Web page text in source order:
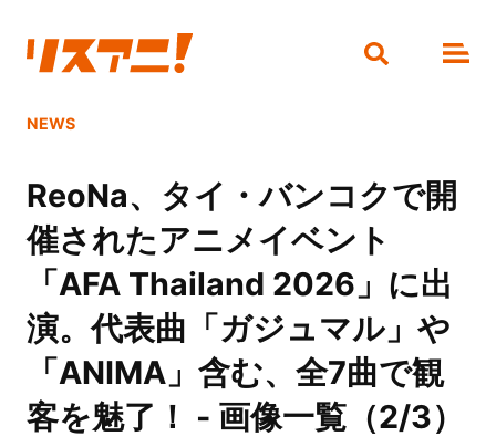
NEWS
ReoNa、タイ・バンコクで開
催されたアニメイベント
「AFA Thailand 2026」に出
演。代表曲「ガジュマル」や
「ANIMA」含む、全7曲で観
客を魅了！ - 画像一覧（2/3）